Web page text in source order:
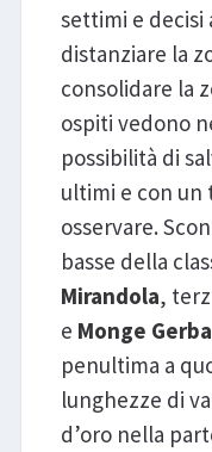
settimi e decisi
distanziare la
consolidare la
ospiti vedono
possibilità di
ultimi e con un
osservare.
basse della
Mirandola,
e Monge
penultima a
lunghezze di
d’oro nella